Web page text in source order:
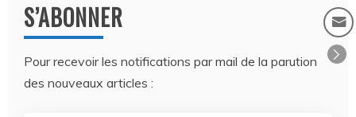
S’ABONNER
Pour recevoir les notifications par mail de la parution
des nouveaux articles :